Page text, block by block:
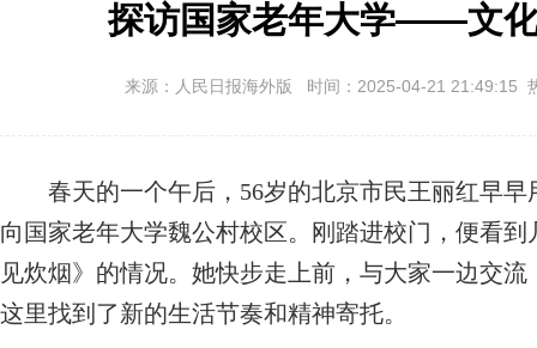
探访国家老年大学——文化
来源：人民日报海外版 时间：2025-04-21 21:49:15
春天的一个午后，56岁的北京市民王丽红早早
向国家老年大学魏公村校区。刚踏进校门，便看
见炊烟》的情况。她快步走上前，与大家一边交
这里找到了新的生活节奏和精神寄托。